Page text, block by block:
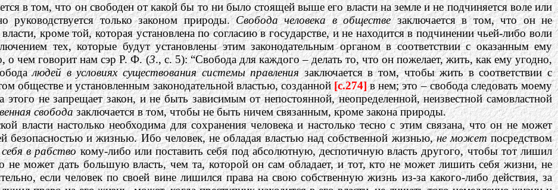
в том, что он свободен от какой бы то ни было стоящей выше его власти на земле и не подчиняется воле или
руководствуется только законом природы.Свобода человека в обществезаключается в том, что он не
кроме той, которая установлена по согласию в государстве, и не находится в подчинении чьей-либо воли
тех, которые будут установлены этим законодательным органом в соответствии с оказанным ему
о чем говорит нам сэр Р. Ф. (3., с. 5): “Свобода для каждого – делать то, что он пожелает, жить, как ему угодно,
людей в условиях существования системы правлениязаключается в том, чтобы жить в соответствии с
обществе и установленным законодательной властью, созданной[c.274] в нем; это – свобода следовать моему
не запрещает закон, и не быть зависимым от непостоянной, неопределенной, неизвестной самовластной
свободазаключается в том, чтобы не быть ничем связанным, кроме закона природы.
власти настолько необходима для сохранения человека и настолько тесно с этим связана, что он не может
безопасностью и жизнью. Ибо человек, не обладая властью над собственной жизнью,не можетпосредством
в рабствокому-либо или поставить себя под абсолютную, деспотичную власть другого, чтобы тот лишил
не может дать большую власть, чем та, которой он сам обладает, и тот, кто не может лишить себя жизни, не
если человек по своей вине лишился права на свою собственную жизнь из-за какого-либо действия, за